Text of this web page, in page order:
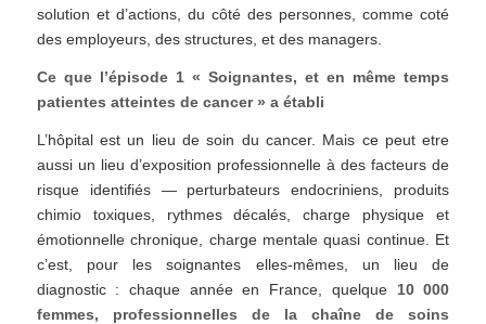
solution et d’actions, du côté des personnes, comme coté
des employeurs, des structures, et des managers.
Ce que l’épisode 1 « Soignantes, et en même temps
patientes atteintes de cancer » a établi
L’hôpital est un lieu de soin du cancer. Mais ce peut etre
aussi un lieu d’exposition professionnelle à des facteurs de
risque identifiés — perturbateurs endocriniens, produits
chimio toxiques, rythmes décalés, charge physique et
émotionnelle chronique, charge mentale quasi continue. Et
c’est, pour les soignantes elles-mêmes, un lieu de
diagnostic : chaque année en France, quelque 10 000
femmes, professionnelles de la chaîne de soins